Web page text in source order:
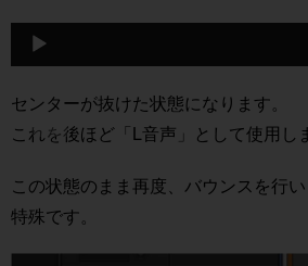
音
プ
ー
ヤ
ー
センターが抜けた状態になります。
これを後ほど「L音声」として使用し
この状態のまま再度、バウンスを行
特殊です。